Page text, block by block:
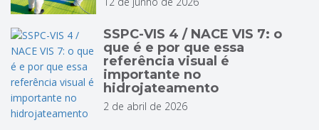
SSPC-VIS 4 / NACE VIS 7: o
que é e por que essa
referência visual é
importante no
hidrojateamento
2 de abril de 2026